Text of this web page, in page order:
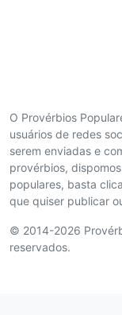
O Provérbios
usuários de redes
serem enviadas e
provérbios,
populares, basta
que quiser publicar
© 2014-2026
reservados.